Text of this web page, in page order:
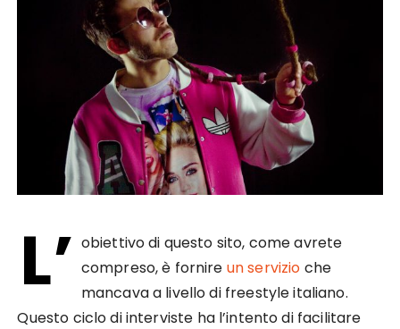
L’ obiettivo di questo sito, come avrete
compreso, è fornire un servizio che
mancava a livello di freestyle italiano.
Questo ciclo di interviste ha l’intento di facilitare